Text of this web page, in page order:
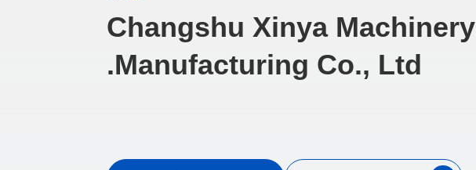
Changshu Xinya Machinery
Manufacturing Co., Ltd.